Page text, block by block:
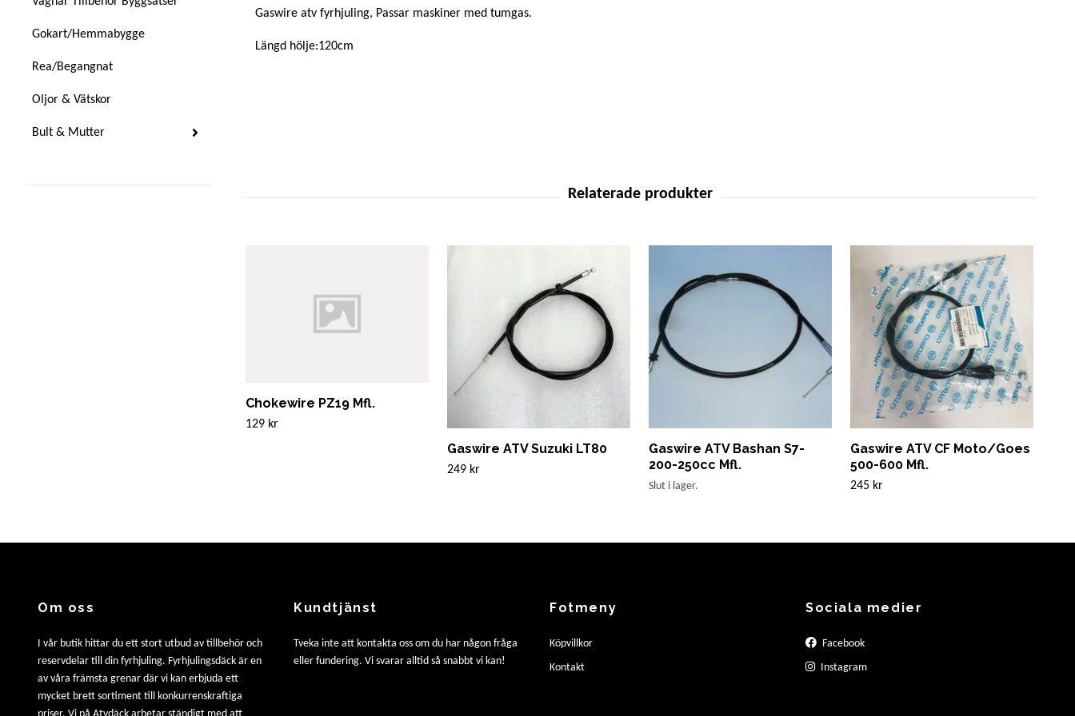
Gokart/Hemmabygge
Rea/Begangnat
Oljor & Vätskor
Bult & Mutter
Gaswire atv fyrhjuling, Passar maskiner med tumgas.
Längd hölje:120cm
Chokewire PZ19 Mfl.
129 kr
Gaswire ATV Suzuki LT80
249 kr
Gaswire ATV Bashan S7-
200-250cc Mfl.
Slut i lager.
Gaswire ATV CF Moto/Goes
500-600 Mfl.
245 kr
Om oss
I vår butik hittar du ett stort utbud av tillbehör och
reservdelar till din fyrhjuling. Fyrhjulingsdäck är en
av våra främsta grenar där vi kan erbjuda ett
mycket brett sortiment till konkurrenskraftiga
Kundtjänst
Tveka inte att kontakta oss om du har någon fråga
eller fundering. Vi svarar alltid så snabbt vi kan!
Fotmeny
Köpvillkor
Kontakt
Sociala medier
Facebook
Instagram